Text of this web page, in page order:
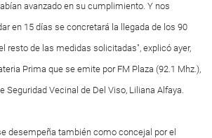
avanzado en su cumplimiento. Y nos
en 15 días se concretará la llegada de los 90
resto de las medidas solicitadas", explicó ayer,
Prima que se emite por FM Plaza (92.1 Mhz.),
Seguridad Vecinal de Del Viso, Liliana Alfaya.
desempeña también como concejal por el